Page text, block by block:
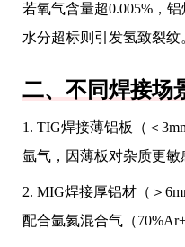
若氧气含量超0.005%，
水分超标则引发氢致裂纹
二、不同焊接场
1. TIG焊接薄铝板（＜
氩气，因薄板对杂质更敏
2. MIG焊接厚铝材（＞
配合氩氦混合气（